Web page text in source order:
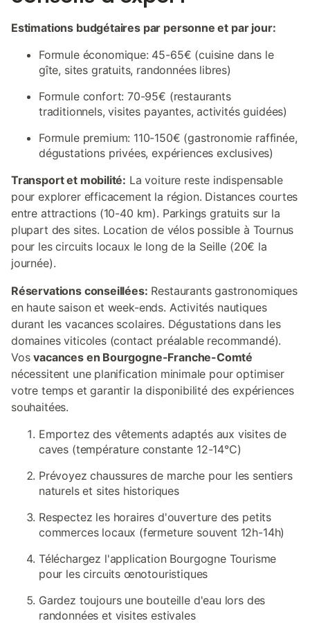
Estimations budgétaires par personne et par jour:
Formule économique: 45-65€ (cuisine dans le
gîte, sites gratuits, randonnées libres)
Formule confort: 70-95€ (restaurants
traditionnels, visites payantes, activités guidées)
Formule premium: 110-150€ (gastronomie raffinée,
dégustations privées, expériences exclusives)
Transport et mobilité: La voiture reste indispensable
pour explorer efficacement la région. Distances courtes
entre attractions (10-40 km). Parkings gratuits sur la
plupart des sites. Location de vélos possible à Tournus
pour les circuits locaux le long de la Seille (20€ la
journée).
Réservations conseillées: Restaurants gastronomiques
en haute saison et week-ends. Activités nautiques
durant les vacances scolaires. Dégustations dans les
domaines viticoles (contact préalable recommandé).
Vosvacances en Bourgogne-Franche-Comté
nécessitent une planification minimale pour optimiser
votre temps et garantir la disponibilité des expériences
souhaitées.
Emportez des vêtements adaptés aux visites de
caves (température constante 12-14°C)
Prévoyez chaussures de marche pour les sentiers
naturels et sites historiques
Respectez les horaires d'ouverture des petits
commerces locaux (fermeture souvent 12h-14h)
Téléchargez l'application Bourgogne Tourisme
pour les circuits œnotouristiques
Gardez toujours une bouteille d'eau lors des
randonnées et visites estivales